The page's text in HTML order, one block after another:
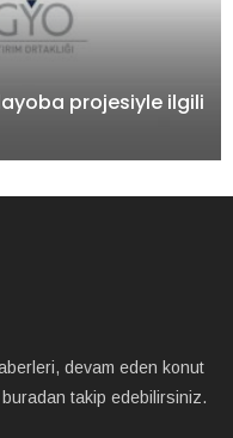
projesiyle ilgili
devam eden konut
takip edebilirsiniz.